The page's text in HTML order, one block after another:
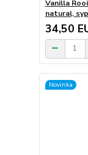
Vanilla
natural,
34,50
Novinka